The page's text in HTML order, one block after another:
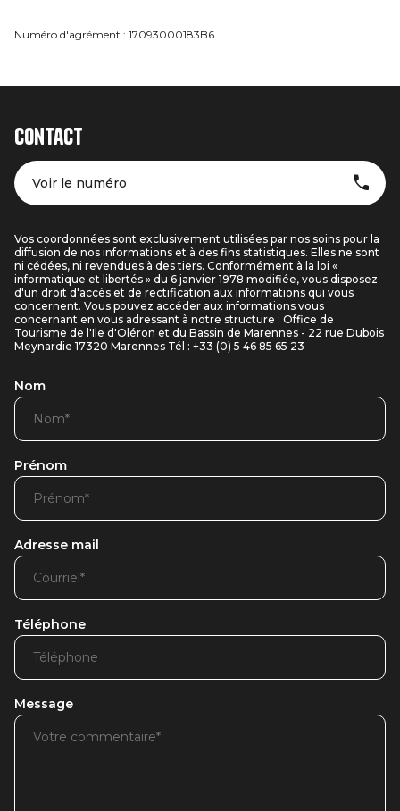
Numéro d'agrément : 17093000183B6
Contact
Voir le numéro
Vos coordonnées sont exclusivement utilisées par nos soins pour la
diffusion de nos informations et à des fins statistiques. Elles ne sont
ni cédées, ni revendues à des tiers. Conformément à la loi «
informatique et libertés » du 6 janvier 1978 modifiée, vous disposez
d'un droit d'accès et de rectification aux informations qui vous
concernent. Vous pouvez accéder aux informations vous
concernant en vous adressant à notre structure : Office de
Tourisme de l'Ile d'Oléron et du Bassin de Marennes - 22 rue Dubois
Meynardie 17320 Marennes Tél : +33 (0) 5 46 85 65 23
Nom
Prénom
Adresse mail
Téléphone
Message